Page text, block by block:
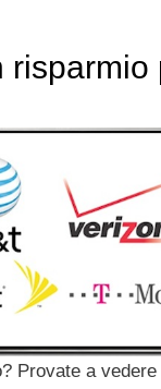
risparmio
Provate a vedere